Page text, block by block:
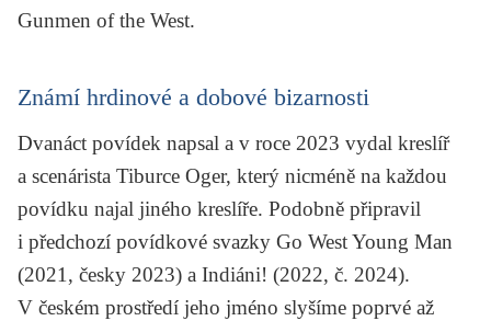
Gunmen of the West.
Známí hrdinové a dobové bizarnosti
Dvanáct povídek napsal a v roce 2023 vydal kreslíř
a scenárista Tiburce Oger, který nicméně na každou
povídku najal jiného kreslíře. Podobně připravil
i předchozí povídkové svazky Go West Young Man
(2021, česky 2023) a Indiáni! (2022, č. 2024).
V českém prostředí jeho jméno slyšíme poprvé až